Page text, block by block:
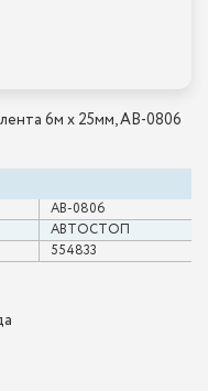
6м х 25мм, AB-0806
AB-0806
АВТОСТОП
554833